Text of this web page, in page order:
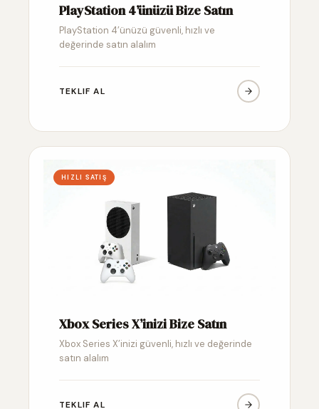
PlayStation 4’ünüzü Bize Satın
PlayStation 4’ünüzü güvenli, hızlı ve
değerinde satın alalım
TEKLIF AL
HIZLI SATIŞ
Xbox Series X’inizi Bize Satın
Xbox Series X’inizi güvenli, hızlı ve değerinde
satın alalım
TEKLIF AL